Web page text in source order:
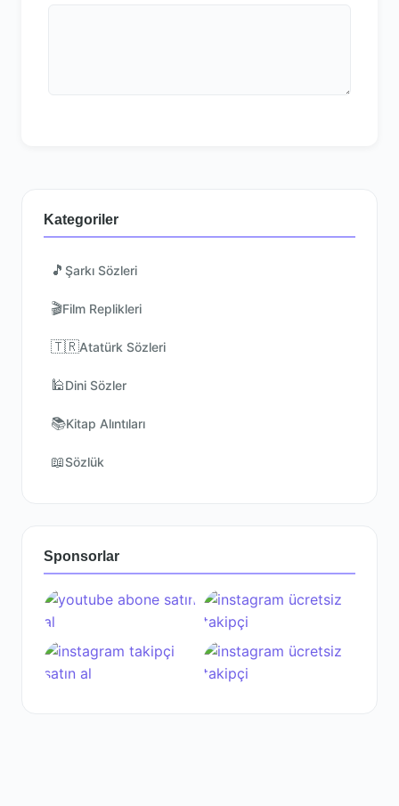
Kategoriler
🎵 Şarkı Sözleri
🎬Film Replikleri
🇹🇷Atatürk Sözleri
🕌Dini Sözler
📚Kitap Alıntıları
📖Sözlük
Sponsorlar